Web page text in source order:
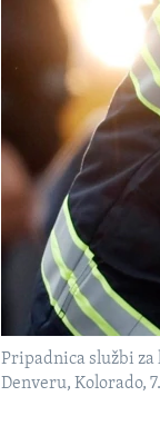
Pripadnica službi za
Denveru, Kolorado,